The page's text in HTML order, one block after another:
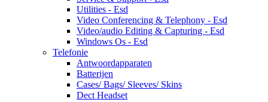
Utilities - Esd
Video Conferencing & Telephony - Esd
Video/audio Editing & Capturing - Esd
Windows Os - Esd
Telefonie
Antwoordapparaten
Batterijen
Cases/ Bags/ Sleeves/ Skins
Dect Headset